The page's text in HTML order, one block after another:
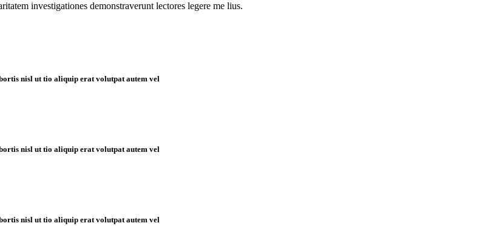
investigationes demonstraverunt lectores legere me lius.
nisl ut tio aliquip erat volutpat autem vel
nisl ut tio aliquip erat volutpat autem vel
nisl ut tio aliquip erat volutpat autem vel